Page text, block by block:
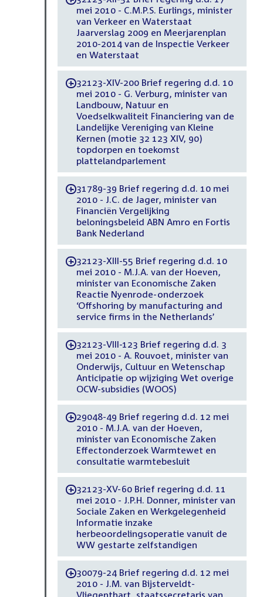
mei 2010 - C.M.P.S. Eurlings, minister
van Verkeer en Waterstaat
Jaarverslag 2009 en Meerjarenplan
2010-2014 van de Inspectie Verkeer
en Waterstaat
-32123-XIV-200 Brief regering d.d. 10
mei 2010 - G. Verburg, minister van
Landbouw, Natuur en
Voedselkwaliteit Financiering van de
Landelijke Vereniging van Kleine
Kernen (motie 32 123 XIV, 90)
topdorpen en toekomst
plattelandparlement
-31789-39 Brief regering d.d. 10 mei
2010 - J.C. de Jager, minister van
Financiën Vergelijking
beloningsbeleid ABN Amro en Fortis
Bank Nederland
-32123-XIII-55 Brief regering d.d. 10
mei 2010 - M.J.A. van der Hoeven,
minister van Economische Zaken
Reactie Nyenrode-onderzoek
‘Offshoring by manufacturing and
service firms in the Netherlands’
-32123-VIII-123 Brief regering d.d. 3
mei 2010 - A. Rouvoet, minister van
Onderwijs, Cultuur en Wetenschap
Anticipatie op wijziging Wet overige
OCW-subsidies (WOOS)
-29048-49 Brief regering d.d. 12 mei
2010 - M.J.A. van der Hoeven,
minister van Economische Zaken
Effectonderzoek Warmtewet en
consultatie warmtebesluit
-32123-XV-60 Brief regering d.d. 11
mei 2010 - J.P.H. Donner, minister van
Sociale Zaken en Werkgelegenheid
Informatie inzake
herbeoordelingsoperatie vanuit de
WW gestarte zelfstandigen
-30079-24 Brief regering d.d. 12 mei
2010 - J.M. van Bijsterveldt-
Vliegenthart, staatssecretaris van